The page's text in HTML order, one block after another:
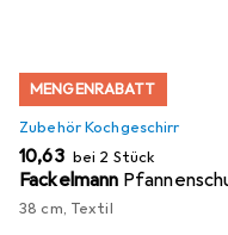
MENGENRABATT
Zubehör Kochgeschirr
EUR
10,63 bei 2 Stück
Fackelmann
38 cm, Textil